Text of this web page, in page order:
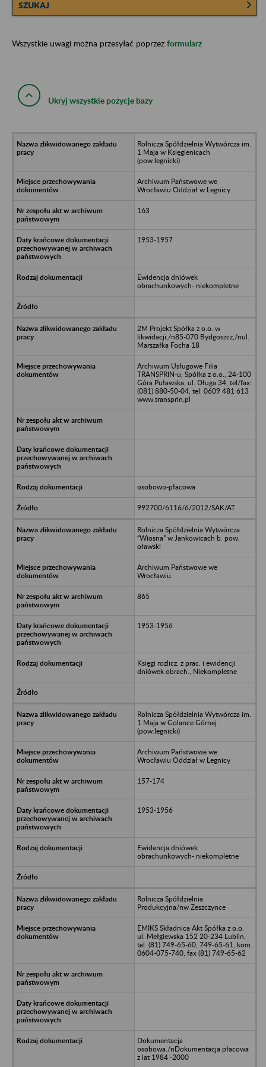
SZUKAJ
Wszystkie uwagi można przesyłać poprzez formularz
Ukryj wszystkie pozycje bazy
Rolnicza Spółdzielnia Wytwórcza im.
1 Maja w Księgienicach
(pow.legnicki)
Archiwum Państwowe we
Wrocławiu Oddział w Legnicy
163
1953-1957
Ewidencja dniówek
obrachunkowych- niekompletne
2M Projekt Spółka z o.o. w
likwidacji,/n85-070 Bydgoszcz,/nul.
Marszałka Focha 18
Archiwum Usługowe Filia
TRANSPRIN-u, Spółka z o.o., 24-100
Góra Puławska, ul. Długa 34, tel/fax:
(081) 880-50-04, tel: 0609 481 613
www.transprin.pl
osobowo-płacowa
992700/6116/6/2012/SAK/AT
Rolnicza Spółdzielnia Wytwórcza
“Wiosna” w Jankowicach b. pow.
oławski
Archiwum Państwowe we
Wrocławiu
865
1953-1956
Księgi rozlicz. z prac. i ewidencji
dniówek obrach., Niekompletne
Rolnicza Spółdzielnia Wytwórcza im.
1 Maja w Golance Górnej
(pow.legnicki)
Archiwum Państwowe we
Wrocławiu Oddział w Legnicy
157-174
1953-1956
Ewidencja dniówek
obrachunkowych- niekompletne
Rolnicza Spółdzielnia
Produkcyjna/nw Żeszczynce
EMIKS Składnica Akt Spółka z o.o.
ul. Mełgiewska 152 20-234 Lublin,
tel. (81) 749-65-60, 749-65-61, kom.
0604-075-740, fax (81) 749-65-62
Dokumentacja
osobowa./nDokumentacja płacowa
z lat 1984 -2000